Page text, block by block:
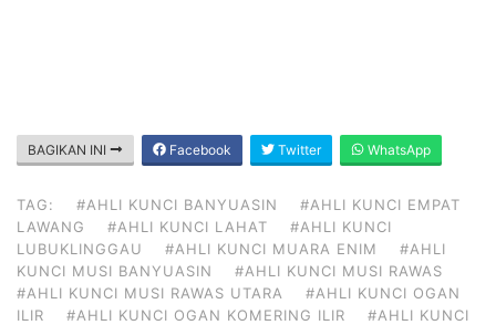
BAGIKAN INI Facebook Twitter WhatsApp
TAG: #AHLI KUNCI BANYUASIN
#AHLI KUNCI EMPAT
LAWANG
#AHLI KUNCI LAHAT
#AHLI KUNCI
LUBUKLINGGAU
#AHLI KUNCI MUARA ENIM
#AHLI
KUNCI MUSI BANYUASIN
#AHLI KUNCI MUSI RAWAS
#AHLI KUNCI MUSI RAWAS UTARA
#AHLI KUNCI OGAN
ILIR
#AHLI KUNCI OGAN KOMERING ILIR
#AHLI KUNCI